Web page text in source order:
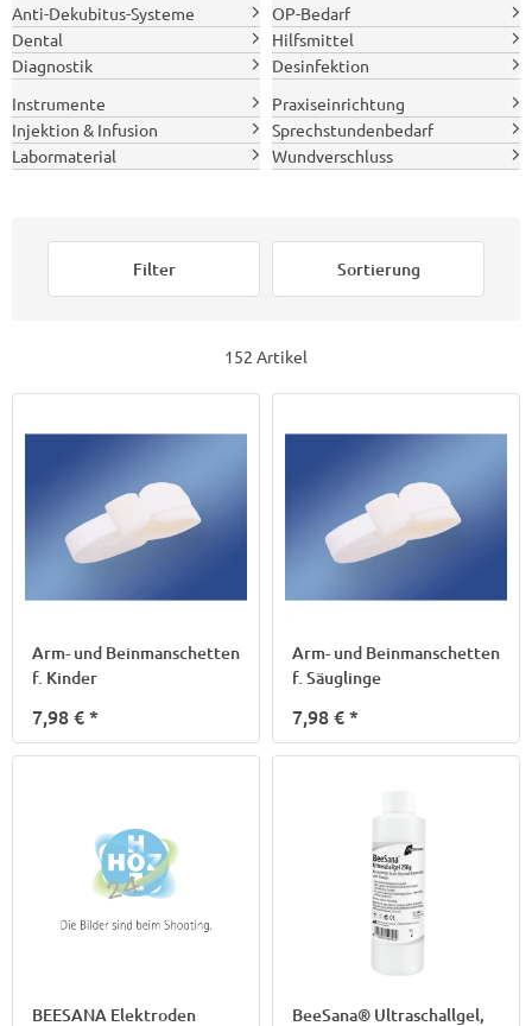
Anti-Dekubitus-Systeme
Dental
Diagnostik
OP-Bedarf
Hilfsmittel
Desinfektion
Instrumente
Injektion & Infusion
Labormaterial
Praxiseinrichtung
Sprechstundenbedarf
Wundverschluss
Filter Sortierung
152 Artikel
Arm- und Beinmanschetten
f. Kinder
7,98 €*
Arm- und Beinmanschetten
f. Säuglinge
7,98 €*
BEESANA Elektroden
BeeSana® Ultraschallgel,